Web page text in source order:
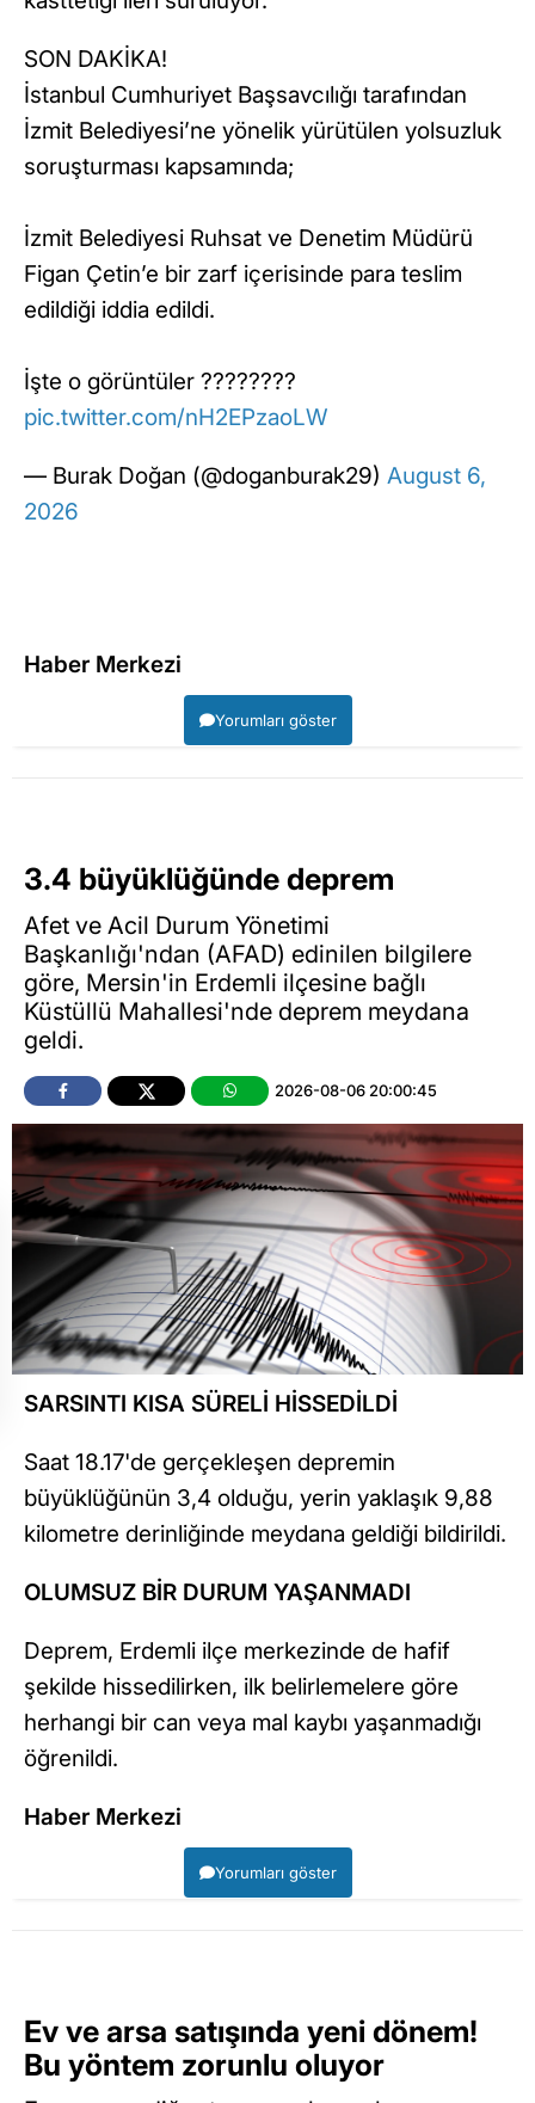
SON DAKİKA!
İstanbul Cumhuriyet Başsavcılığı tarafından
İzmit Belediyesi’ne yönelik yürütülen yolsuzluk
soruşturması kapsamında;
İzmit Belediyesi Ruhsat ve Denetim Müdürü
Figan Çetin’e bir zarf içerisinde para teslim
edildiği iddia edildi.
İşte o görüntüler ????????
pic.twitter.com/nH2EPzaoLW
— Burak Doğan (@doganburak29) August 6,
2026
Haber Merkezi
Yorumları göster
3.4 büyüklüğünde deprem
Afet ve Acil Durum Yönetimi
Başkanlığı'ndan (AFAD) edinilen bilgilere
göre, Mersin'in Erdemli ilçesine bağlı
Küstüllü Mahallesi'nde deprem meydana
geldi.
2026-08-06 20:00:45
SARSINTI KISA SÜRELİ HİSSEDİLDİ
Saat 18.17'de gerçekleşen depremin
büyüklüğünün 3,4 olduğu, yerin yaklaşık 9,88
kilometre derinliğinde meydana geldiği bildirildi.
OLUMSUZ BİR DURUM YAŞANMADI
Deprem, Erdemli ilçe merkezinde de hafif
şekilde hissedilirken, ilk belirlemelere göre
herhangi bir can veya mal kaybı yaşanmadığı
öğrenildi.
Haber Merkezi
Yorumları göster
Ev ve arsa satışında yeni dönem!
Bu yöntem zorunlu oluyor